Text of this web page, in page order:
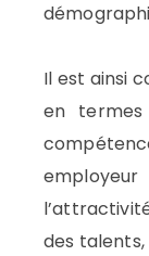
Il est ainsi
en termes
des